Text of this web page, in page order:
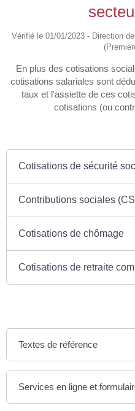
Vérifié le 01/01/2023 - Direction
En plus des cotisations
cotisations salariales sont
taux et l'assiette de ces
cotisations (ou
Cotisations de sécurité
Contributions sociales
Cotisations de chômage
Cotisations de retraite
Textes de référence
Services en ligne et